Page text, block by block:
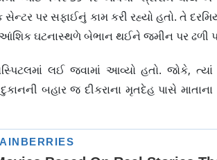
પર સફાઈનું કામ કરી રહ્યો હતો. તે
ઘટનાસ્થળે બેભાન થઈને જમીન પર ઢળી
લઈ જવામાં આવ્યો હતો. જોકે,
બહાર જ દીકરાના મૃતદેહ પાસે